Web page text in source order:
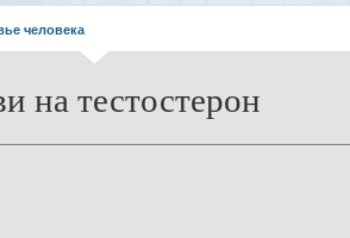
человека
на тестостерон